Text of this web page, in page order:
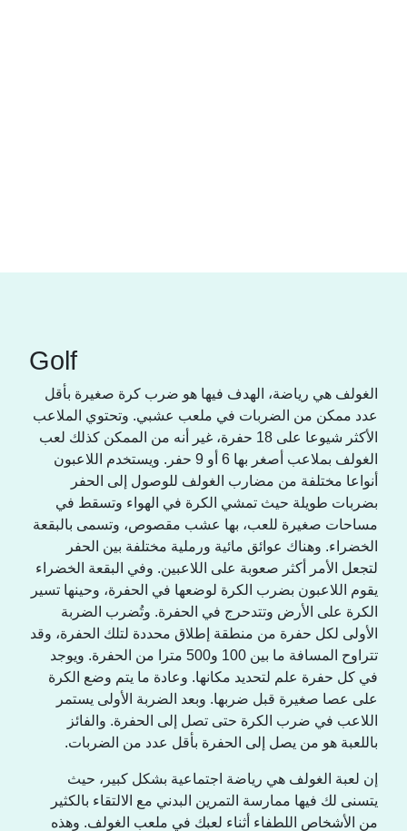
Golf
الغولف هي رياضة، الهدف فيها هو ضرب كرة صغيرة بأقل
عدد ممكن من الضربات في ملعب عشبي. وتحتوي الملاعب
الأكثر شيوعا على 18 حفرة، غير أنه من الممكن كذلك لعب
الغولف بملاعب أصغر بها 6 أو 9 حفر. ويستخدم اللاعبون
أنواعا مختلفة من مضارب الغولف للوصول إلى الحفر
بضربات طويلة حيث تمشي الكرة في الهواء وتسقط في
مساحات صغيرة للعب، بها عشب مقصوص، وتسمى بالبقعة
الخضراء. وهناك عوائق مائية ورملية مختلفة بين الحفر
لتجعل الأمر أكثر صعوبة على اللاعبين. وفي البقعة الخضراء
يقوم اللاعبون بضرب الكرة لوضعها في الحفرة، وحينها تسير
الكرة على الأرض وتتدحرج في الحفرة. وتُضرب الضربة
الأولى لكل حفرة من منطقة إطلاق محددة لتلك الحفرة، وقد
تتراوح المسافة ما بين 100 و500 مترا من الحفرة. ويوجد
في كل حفرة علم لتحديد مكانها. وعادة ما يتم وضع الكرة
على عصا صغيرة قبل ضربها. وبعد الضربة الأولى يستمر
اللاعب في ضرب الكرة حتى تصل إلى الحفرة. والفائز
باللعبة هو من يصل إلى الحفرة بأقل عدد من الضربات.
إن لعبة الغولف هي رياضة اجتماعية بشكل كبير، حيث
يتسنى لك فيها ممارسة التمرين البدني مع الالتقاء بالكثير
من الأشخاص اللطفاء أثناء لعبك في ملعب الغولف. وهذه